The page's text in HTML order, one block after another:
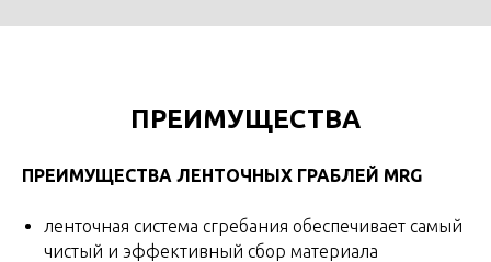
ПРЕИМУЩЕСТВА
ПРЕИМУЩЕСТВА ЛЕНТОЧНЫХ ГРАБЛЕЙ MRG
ленточная система сгребания обеспечивает самый
чистый и эффективный сбор материала